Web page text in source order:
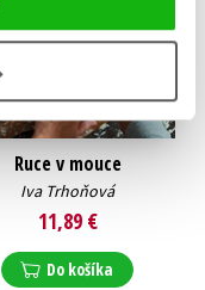
Ruce v mouce
Iva Trhoňová
11,89 €
Do košíka